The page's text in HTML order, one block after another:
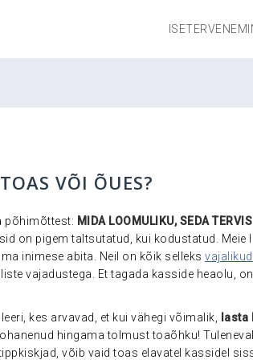
VÕI ÕUES?
põhimõttest: MIDA LOOMULIKU, SEDA
on pigem taltsutatud, kui kodustatud. Meie
inimese abita. Neil on kõik selleks
vajadustega. Et tagada kasside heaolu,
kes arvavad, et kui vähegi võimalik,
lasta
hingama tolmust toaõhku!
võib vaid toas elavatel kassidel